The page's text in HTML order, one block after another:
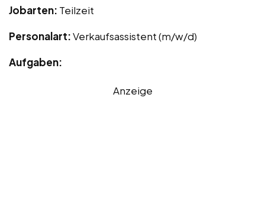
Jobarten: Teilzeit
Personalart:Verkaufsassistent (m/w/d)
Aufgaben:
Anzeige